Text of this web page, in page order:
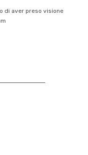
di aver preso visione